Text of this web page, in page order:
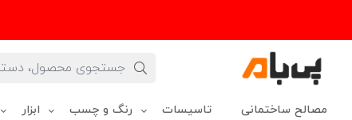
مصالح ساختمانی تاسیسات رنگ و چسب ابزار